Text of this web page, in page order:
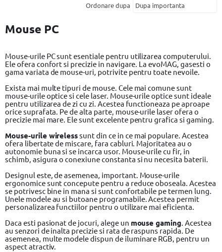
Ordonare dupa
Mouse PC
Mouse-urile PC sunt esentiale pentru utilizarea computerului.
Ele ofera confort si precizie in navigare. La evoMAG, gasesti o
gama variata de mouse-uri, potrivite pentru toate nevoile.
Exista mai multe tipuri de mouse. Cele mai comune sunt
mouse-urile optice si cele laser. Mouse-urile optice sunt ideale
pentru utilizarea de zi cu zi. Acestea functioneaza pe aproape
orice suprafata. Pe de alta parte, mouse-urile laser ofera o
precizie mai mare. Ele sunt excelente pentru grafica si gaming.
Mouse-urile wirelesssunt din ce in ce mai populare. Acestea
ofera libertate de miscare, fara cabluri. Majoritatea au o
autonomie buna si se incarca usor. Mouse-urile cu fir, in
schimb, asigura o conexiune constanta si nu necesita baterii.
Designul este, de asemenea, important. Mouse-urile
ergonomice sunt concepute pentru a reduce oboseala. Acestea
se potrivesc bine in mana si sunt confortabile pe termen lung.
Unele modele au si butoane programabile. Acestea permit
personalizarea functiilor pentru o utilizare mai eficienta.
Daca esti pasionat de jocuri, alege un mouse gaming. Acestea
au senzori de inalta precizie si rata de raspuns rapida. De
asemenea, multe modele dispun de iluminare RGB, pentru un
aspect atractiv.